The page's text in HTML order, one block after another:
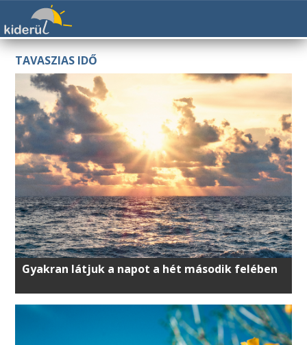
TAVASZIAS IDŐ
Gyakran látjuk a napot a hét második felében